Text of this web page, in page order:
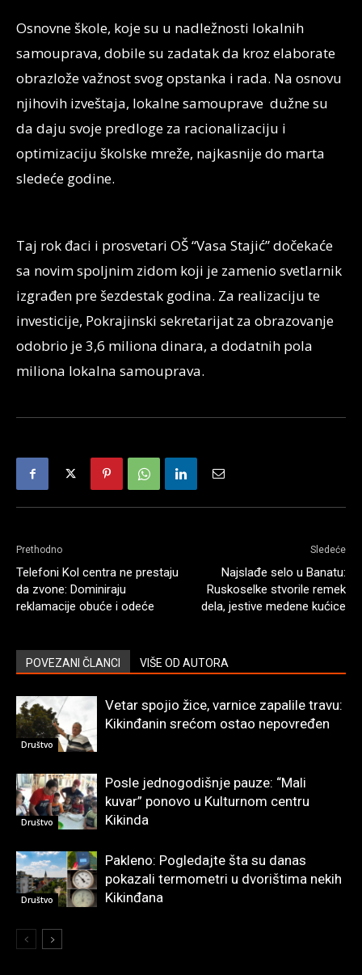
Osnovne škole, koje su u nadležnosti lokalnih
samouprava, dobile su zadatak da kroz elaborate
obrazlože važnost svog opstanka i rada. Na osnovu
njihovih izveštaja, lokalne samouprave dužne su
da daju svoje predloge za racionalizaciju i
optimizaciju školske mreže, najkasnije do marta
sledeće godine.
Taj rok đaci i prosvetari OŠ “Vasa Stajić” dočekaće
sa novim spoljnim zidom koji je zamenio svetlarnik
izgrađen pre šezdestak godina. Za realizaciju te
investicije, Pokrajinski sekretarijat za obrazovanje
odobrio je 3,6 miliona dinara, a dodatnih pola
miliona lokalna samouprava.
Prethodno
Telefoni Kol centra ne prestaju
da zvone: Dominiraju
reklamacije obuće i odeće
Sledeće
Najslađe selo u Banatu:
Ruskoselke stvorile remek
dela, jestive medene kućice
POVEZANI ČLANCI VIŠE OD AUTORA
Društvo
Vetar spojio žice, varnice zapalile travu:
Kikinđanin srećom ostao nepovređen
Društvo
Posle jednogodišnje pauze: “Mali
kuvar” ponovo u Kulturnom centru
Kikinda
Društvo
Pakleno: Pogledajte šta su danas
pokazali termometri u dvorištima nekih
Kikinđana